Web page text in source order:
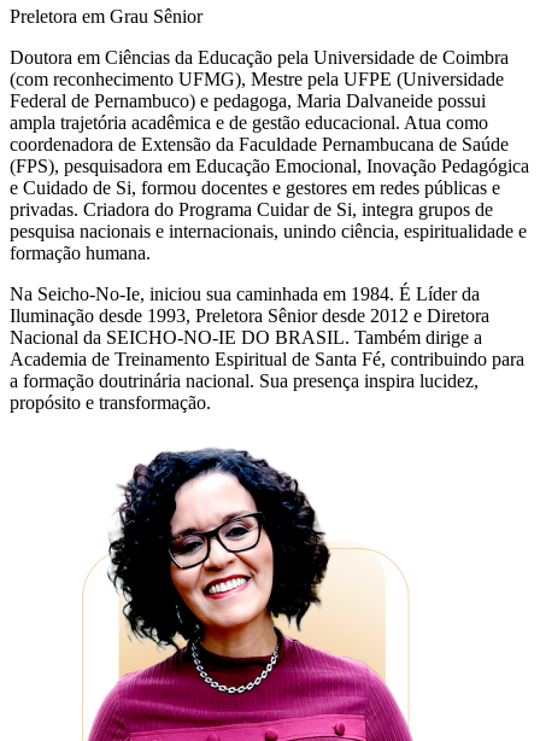
Preletora em Grau Sênior
Doutora em Ciências da Educação pela Universidade de Coimbra
(com reconhecimento UFMG), Mestre pela UFPE (Universidade
Federal de Pernambuco) e pedagoga, Maria Dalvaneide possui
ampla trajetória acadêmica e de gestão educacional. Atua como
coordenadora de Extensão da Faculdade Pernambucana de Saúde
(FPS), pesquisadora em Educação Emocional, Inovação Pedagógica
e Cuidado de Si, formou docentes e gestores em redes públicas e
privadas. Criadora do Programa Cuidar de Si, integra grupos de
pesquisa nacionais e internacionais, unindo ciência, espiritualidade e
formação humana.
Na Seicho-No-Ie, iniciou sua caminhada em 1984. É Líder da
Iluminação desde 1993, Preletora Sênior desde 2012 e Diretora
Nacional da SEICHO-NO-IE DO BRASIL. Também dirige a
Academia de Treinamento Espiritual de Santa Fé, contribuindo para
a formação doutrinária nacional. Sua presença inspira lucidez,
propósito e transformação.